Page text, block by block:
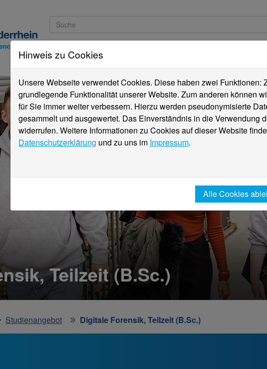
Studieninteressierte
Teilzeit (B.Sc.)
Studienangebot Digitale Forensik, Teilzeit (B.Sc.)
Hinweis zu Cookies
Unsere Webseite verwendet Cookies. Diese haben zwei Funktionen:
grundlegende Funktionalität unserer Website. Zum anderen können
für Sie immer weiter verbessern. Hierzu werden pseudonymisierte
gesammelt und ausgewertet. Das Einverständnis in die Verwendung
widerrufen. Weitere Informationen zu Cookies auf dieser Website
Datenschutzerklärung und zu uns im Impressum.
Alle Cookies